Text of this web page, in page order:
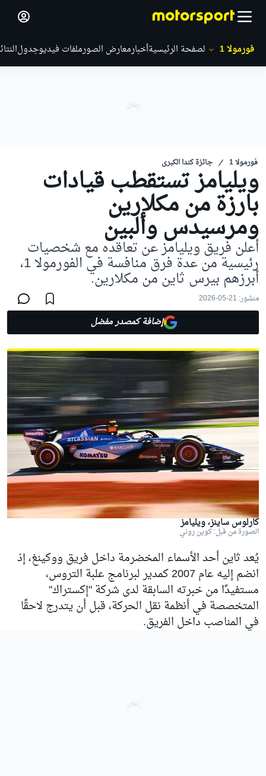
فورمولا 1 الصفحة الرئيسيةأخبارمعارض الصورملفات فيديوجدول
فورمولا 1 جائزة كندا الكبرى
ويليامز تستقطب قيادات
بارزة من مكلارين
ومرسيدس وألبين
أعلن فريق ويليامز عن تعاقده مع شخصيات
رئيسية من عدة فرق منافسة في الفورمولا 1،
أبرزهم بيرس ثاين من مكلارين.
منشور: 21-05-2026
إضافة كمصدر مفضل
كارلوس ساينز، ويليامز
الصورة من قبل: كوين روني
يُعد ثاين أحد الأسماء المخضرمة داخل فريق ووكينغ، إذ
انضم إليه عام 2007 كمدير لبرنامج علبة التروس،
مستفيدًا من خبرته السابقة لدى شركة "إكستراك"
المتخصصة في أنظمة نقل الحركة، قبل أن يتدرج لاحقًا
في المناصب داخل الفريق.